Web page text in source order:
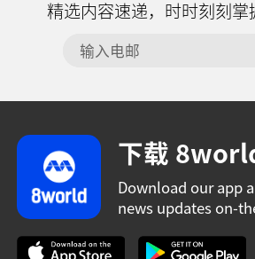
精选内容速递，时时刻刻掌
下载
Download our app
news updates on-